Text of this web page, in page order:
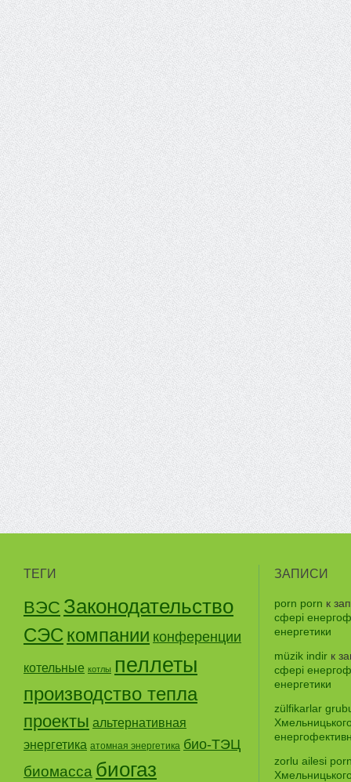
ТЕГИ
ВЭС Законодательство
СЭС компании конференции
котельные котлы пеллеты
производство тепла
проекты альтернативная
энергетика атомная энергетика био-ТЭЦ
биомасса биогаз
ЗАПИСИ
porn porn к
сфері
енергетики
müzik indir к
сфері
енергетики
zülfikarlar
zorlu ailesi